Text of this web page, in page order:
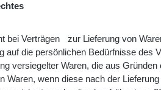
bei Verträgen zur Lieferung von
auf die persönlichen Bedürfnisse
versiegelter Waren, die aus
Waren, wenn diese nach der